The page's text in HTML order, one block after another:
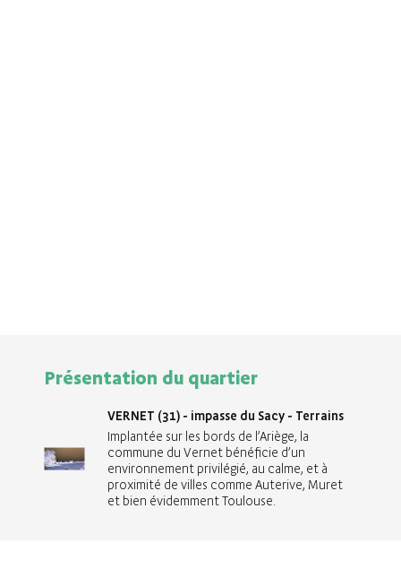
Présentation du quartier
VERNET (31) - impasse du Sacy - Terrains
Implantée sur les bords de l’Ariège, la
commune du Vernet bénéficie d’un
environnement privilégié, au calme, et à
proximité de villes comme Auterive, Muret
et bien évidemment Toulouse.